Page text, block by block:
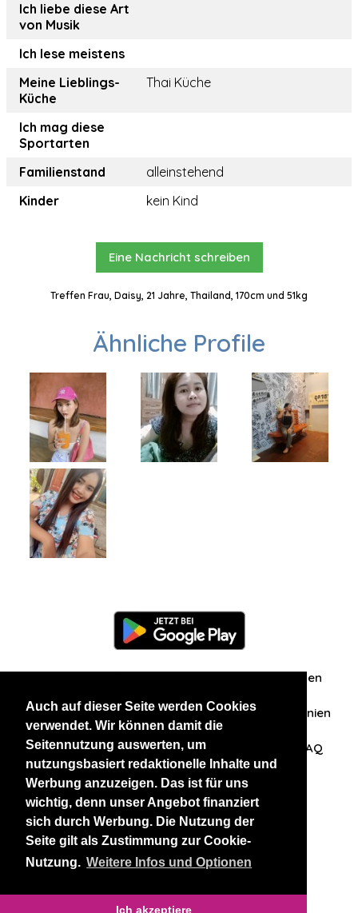
Auch auf dieser Seite werden Cookies
verwendet. Wir können damit die
Seitennutzung auswerten, um
nutzungsbasiert redaktionelle Inhalte und
Werbung anzuzeigen. Das ist für uns
wichtig, denn unser Angebot finanziert
sich durch Werbung. Die Nutzung der
Seite gilt als Zustimmung zur Cookie-
Nutzung. Weitere Infos und Optionen
Ich akzeptiere
Ich liebe diese Art
von Musik
Ich lese meistens
Meine Lieblings-
Küche
Thai Küche
Ich mag diese
Sportarten
Familienstand
alleinstehend
Kinder
kein Kind
Eine Nachricht schreiben
Treffen Frau, Daisy, 21 Jahre, Thailand, 170cm und 51kg
Ähnliche Profile
Zuschriften/Erfahrungen
Datenschutzerklärung AGB Datenschutzrichtlinien
Nehmen Sie Kontakt mit uns auf FAQ
Unsere anderen Websites
BlackAndBeauties RussianKisses